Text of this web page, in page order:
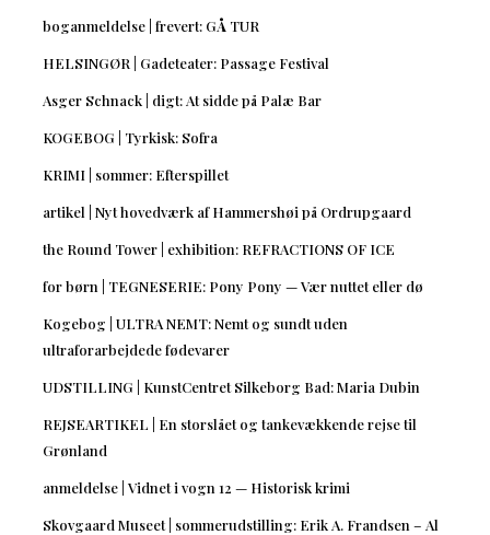
boganmeldelse | frevert: GÅ TUR
HELSINGØR | Gadeteater: Passage Festival
Asger Schnack | digt: At sidde på Palæ Bar
KOGEBOG | Tyrkisk: Sofra
KRIMI | sommer: Efterspillet
artikel | Nyt hovedværk af Hammershøi på Ordrupgaard
the Round Tower | exhibition: REFRACTIONS OF ICE
for børn | TEGNESERIE: Pony Pony — Vær nuttet eller dø
Kogebog | ULTRA NEMT: Nemt og sundt uden
ultraforarbejdede fødevarer
UDSTILLING | KunstCentret Silkeborg Bad: Maria Dubin
REJSEARTIKEL | En storslået og tankevækkende rejse til
Grønland
anmeldelse | Vidnet i vogn 12 — Historisk krimi
Skovgaard Museet | sommerudstilling: Erik A. Frandsen – Al